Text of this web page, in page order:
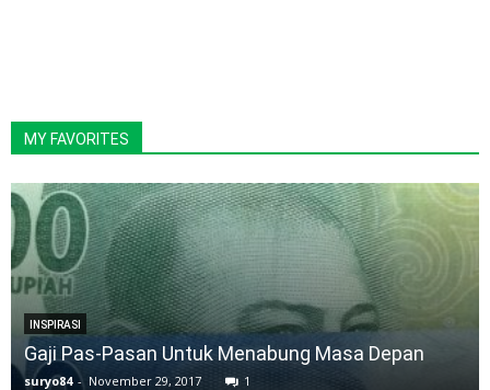
MY FAVORITES
INSPIRASI
Gaji Pas-Pasan Untuk Menabung Masa Depan
suryo84 - November 29, 2017 1